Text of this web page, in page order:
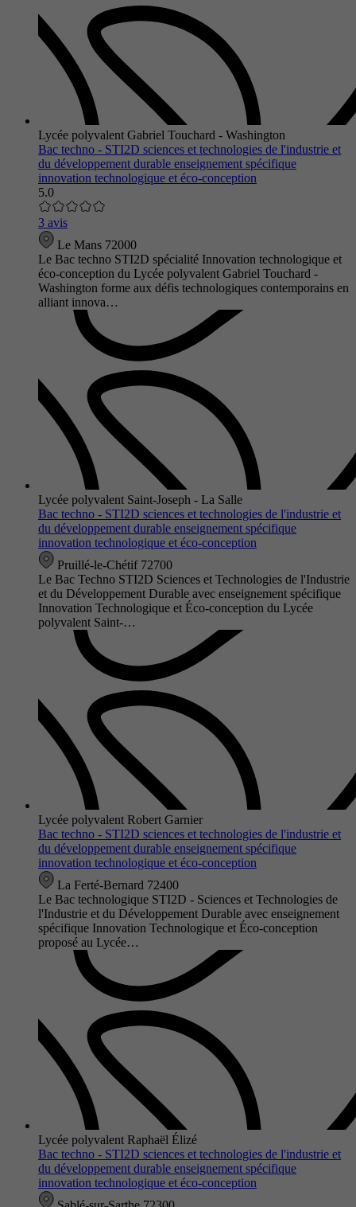
Lycée polyvalent Gabriel Touchard - Washington
Bac techno - STI2D sciences et technologies de l'industrie et
du développement durable enseignement spécifique
innovation technologique et éco-conception
5.0
3 avis
Le Mans 72000
Le Bac techno STI2D spécialité Innovation technologique et
éco-conception du Lycée polyvalent Gabriel Touchard -
Washington forme aux défis technologiques contemporains en
alliant innova…
Lycée polyvalent Saint-Joseph - La Salle
Bac techno - STI2D sciences et technologies de l'industrie et
du développement durable enseignement spécifique
innovation technologique et éco-conception
Pruillé-le-Chétif 72700
Le Bac Techno STI2D Sciences et Technologies de l'Industrie
et du Développement Durable avec enseignement spécifique
Innovation Technologique et Éco-conception du Lycée
polyvalent Saint-…
Lycée polyvalent Robert Garnier
Bac techno - STI2D sciences et technologies de l'industrie et
du développement durable enseignement spécifique
innovation technologique et éco-conception
La Ferté-Bernard 72400
Le Bac technologique STI2D - Sciences et Technologies de
l'Industrie et du Développement Durable avec enseignement
spécifique Innovation Technologique et Éco-conception
proposé au Lycée…
Lycée polyvalent Raphaël Élizé
Bac techno - STI2D sciences et technologies de l'industrie et
du développement durable enseignement spécifique
innovation technologique et éco-conception